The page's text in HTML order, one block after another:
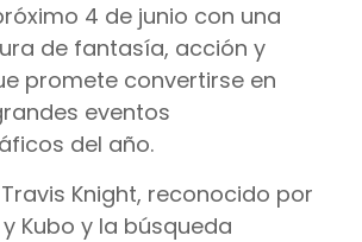
4 de junio con una
de fantasía, acción y
promete convertirse en
eventos
del año.
Knight, reconocido por
Kubo y la búsqueda